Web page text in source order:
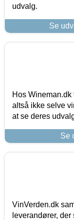
udvalg.
Se
Hos
altså ikke selve
at se deres
Se
VinVerden.dk
leverandører,